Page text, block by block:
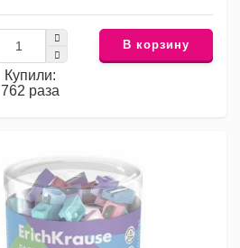
Купили:
762 раза
В корзину